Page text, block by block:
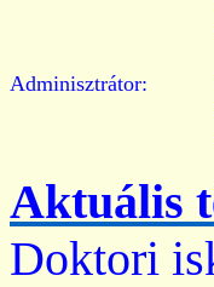
Adminisztrátor:
Aktuális
Doktori